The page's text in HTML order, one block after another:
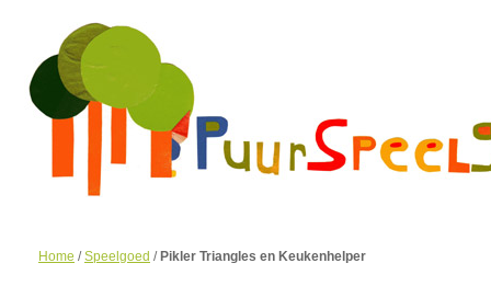
Home /Speelgoed / Pikler Triangles en Keukenhelper